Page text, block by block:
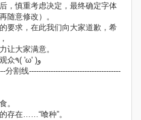
，慎重考虑决定，最终确定字体
随意修改）。
要求，在此我们向大家道歉，希
让大家满意。
再次感谢所有支持风车字幕组的观众٩( 'ω' )و
分割线--------------------------------------
。
存在……“喰种”。